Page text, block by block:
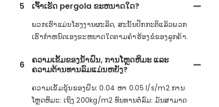
5 ເຈົ້າເຮັດ pergola ຂະຫນາດໃດ?
ພວກເຮົາແມ່ນໂຮງງານຜະລິດ, ສະນັ້ນປົກກະຕິແລ້ວພວກ
ເຮົາກໍາຫນົດເອງຂະຫນາດໃດຕາມຄໍາຮ້ອງຂໍຂອງລູກຄ້າ.
6
ຄວາມເຂັ້ມຂອງນໍ້າຝົນ, ການໂຫຼດຫິມະ ແລະ
ຄວາມຕ້ານທານລົມແມ່ນຫຍັງ?
ຄວາມເຂັ້ມຂຸ້ນຂອງຝົນ: 0.04 ຫາ 0.05 l/s/m2 ການ
ໂຫຼດຫິມະ: ເຖິງ 200kg/m2 ທົນທານຕໍ່ລົມ: ມັນສາມາດ